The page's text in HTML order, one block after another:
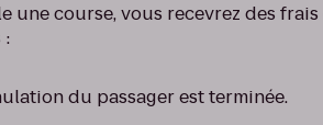
une course, vous recevrez des
:
du passager est terminée.